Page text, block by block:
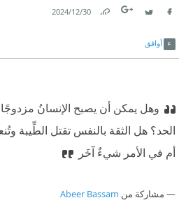
30‏/12‏/2024
أوافق
وهل يمكن أن يصبح الإنسانُ مزدوجًا
الحد؟ هل الثقة بالنفس تقتل الطِّيبة
أم في الأمر شيءٌ آخَر
مشاركة من Abeer Bassam